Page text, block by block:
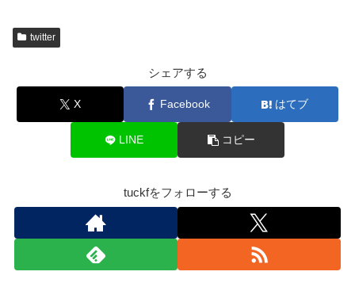
twitter
シェアする
X Facebook はてブ
LINE コピー
tuckfをフォローする